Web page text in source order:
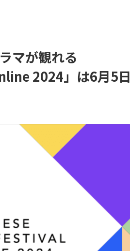
マが観れる
2024」は6月5日